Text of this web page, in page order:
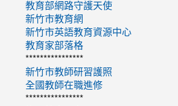
教育部網路守護天使
新竹市教育網
新竹市英語教育資源中心
教育家部落格
****************
新竹市教師研習護照
全國教師在職進修
****************